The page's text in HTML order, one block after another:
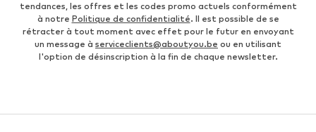
tendances, les offres et les codes promo actuels conformément
à notre Politique de confidentialité. Il est possible de se
rétracter à tout moment avec effet pour le futur en envoyant
un message à serviceclients@aboutyou.be ou en utilisant
l'option de désinscription à la fin de chaque newsletter.